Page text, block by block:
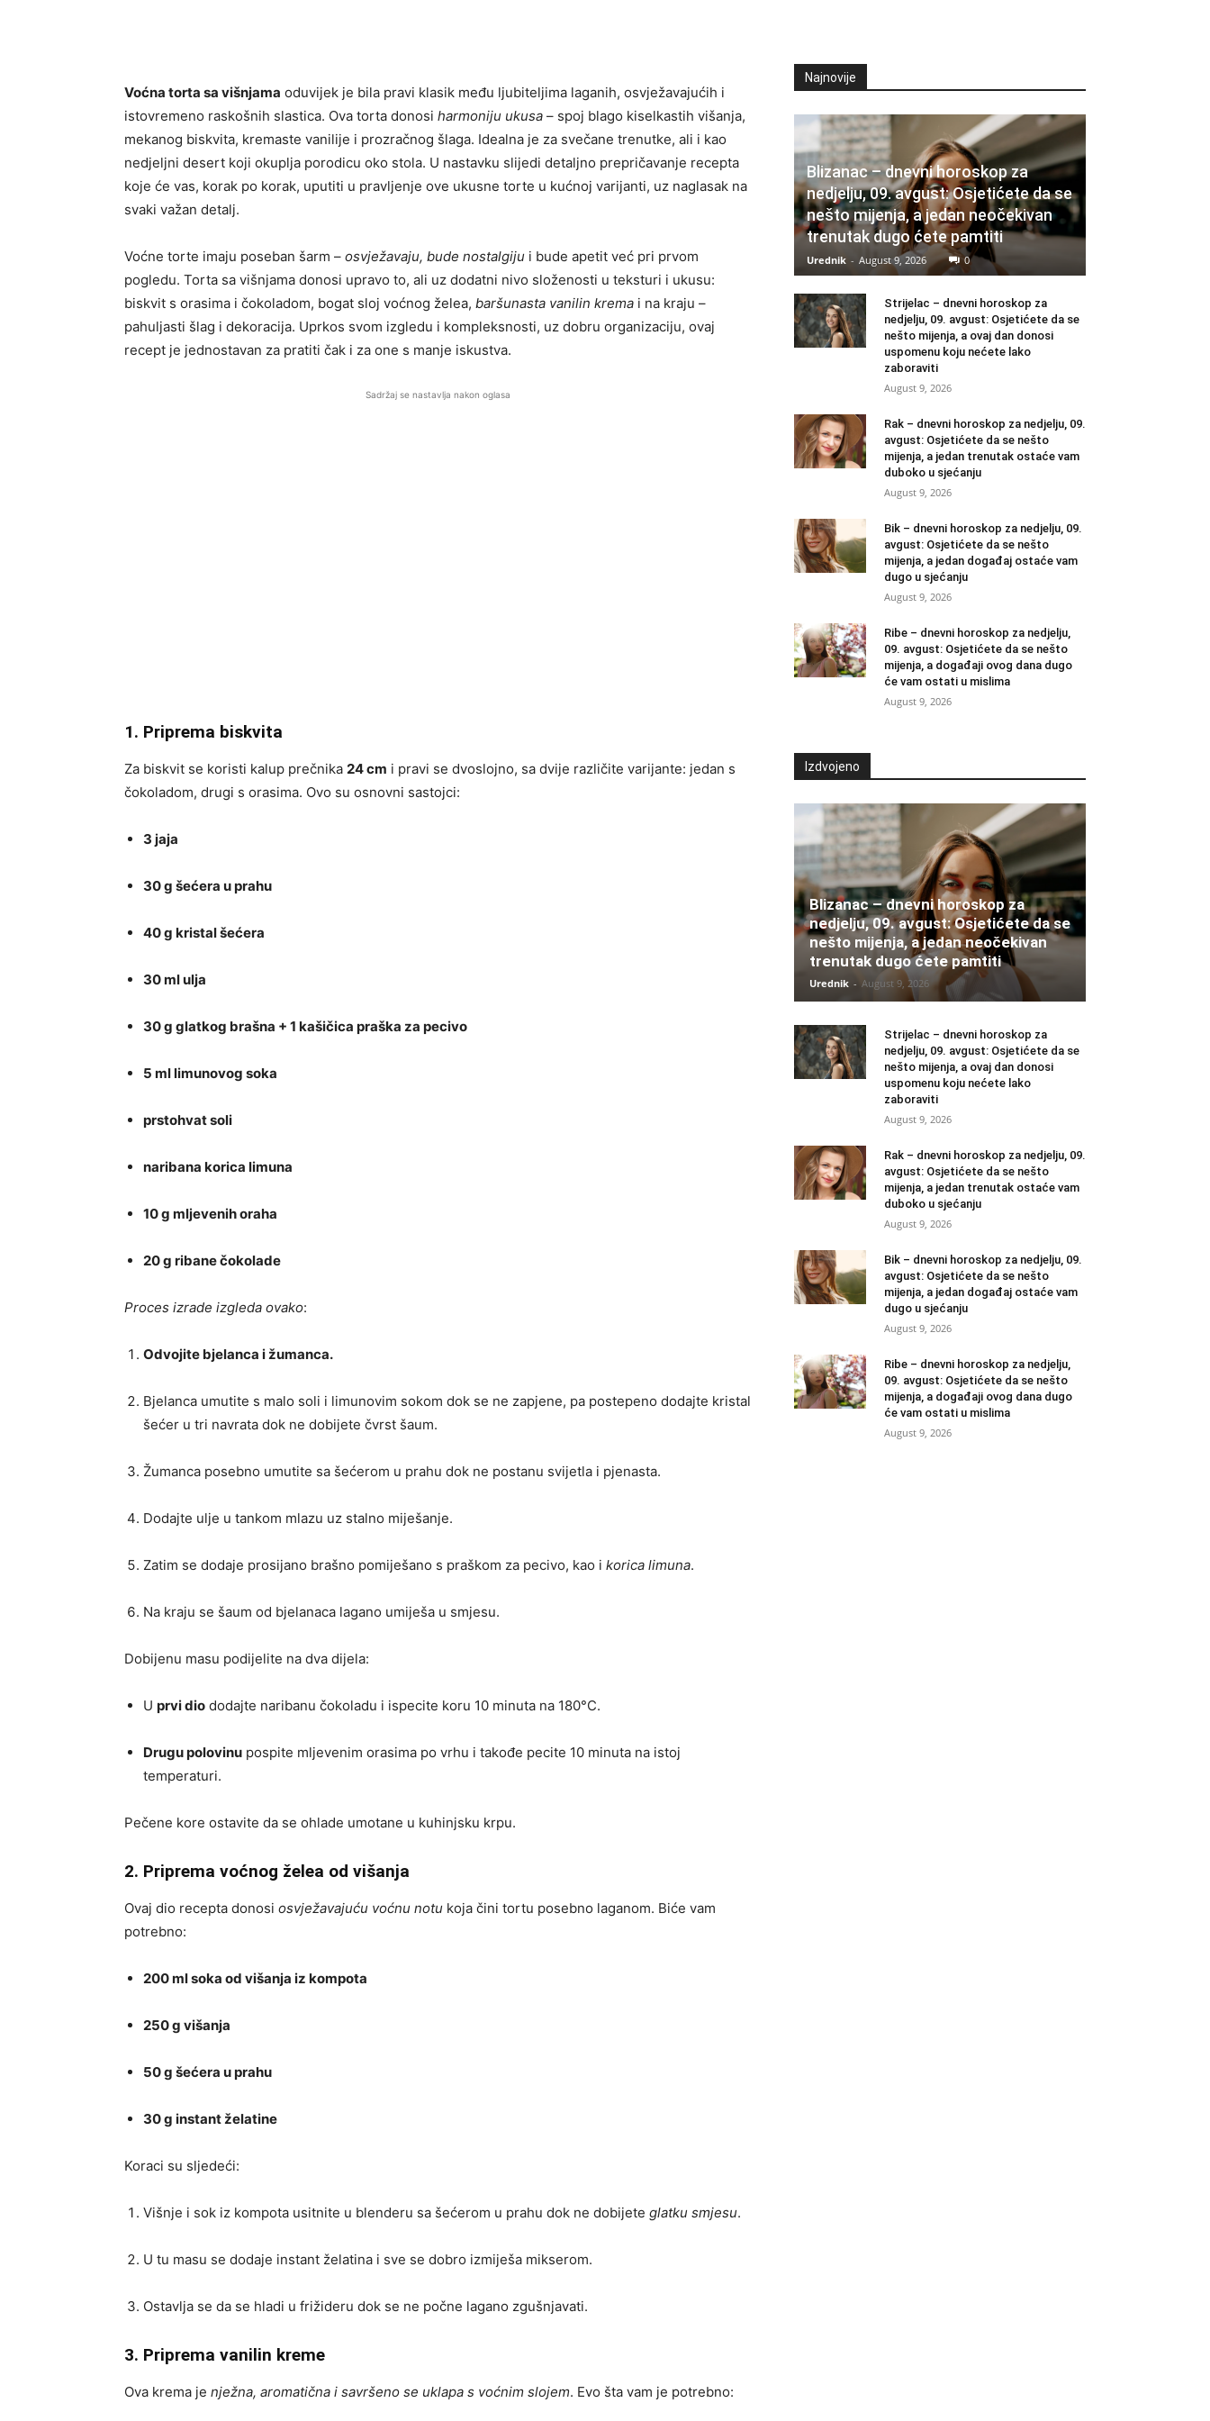
Voćna torta sa višnjama oduvijek je bila pravi klasik među ljubiteljima laganih, osvježavajućih i
istovremeno raskošnih slastica. Ova torta donosi harmoniju ukusa – spoj blago kiselkastih višanja,
mekanog biskvita, kremaste vanilije i prozračnog šlaga. Idealna je za svečane trenutke, ali i kao
nedjeljni desert koji okuplja porodicu oko stola. U nastavku slijedi detaljno prepričavanje recepta
koje će vas, korak po korak, uputiti u pravljenje ove ukusne torte u kućnoj varijanti, uz naglasak na
svaki važan detalj.
Voćne torte imaju poseban šarm – osvježavaju, bude nostalgiju i bude apetit već pri prvom
pogledu. Torta sa višnjama donosi upravo to, ali uz dodatni nivo složenosti u teksturi i ukusu:
biskvit s orasima i čokoladom, bogat sloj voćnog želea, baršunasta vanilin krema i na kraju –
pahuljasti šlag i dekoracija. Uprkos svom izgledu i kompleksnosti, uz dobru organizaciju, ovaj
recept je jednostavan za pratiti čak i za one s manje iskustva.
Sadržaj se nastavlja nakon oglasa
1. Priprema biskvita
Za biskvit se koristi kalup prečnika 24 cm i pravi se dvoslojno, sa dvije različite varijante: jedan s
čokoladom, drugi s orasima. Ovo su osnovni sastojci:
3 jaja
30 g šećera u prahu
40 g kristal šećera
30 ml ulja
30 g glatkog brašna + 1 kašičica praška za pecivo
5 ml limunovog soka
prstohvat soli
naribana korica limuna
10 g mljevenih oraha
20 g ribane čokolade
Proces izrade izgleda ovako:
Odvojite bjelanca i žumanca.
Bjelanca umutite s malo soli i limunovim sokom dok se ne zapjene, pa postepeno dodajte kristal
šećer u tri navrata dok ne dobijete čvrst šaum.
Žumanca posebno umutite sa šećerom u prahu dok ne postanu svijetla i pjenasta.
Dodajte ulje u tankom mlazu uz stalno miješanje.
Zatim se dodaje prosijano brašno pomiješano s praškom za pecivo, kao i korica limuna.
Na kraju se šaum od bjelanaca lagano umiješa u smjesu.
Dobijenu masu podijelite na dva dijela:
U prvi dio dodajte naribanu čokoladu i ispecite koru 10 minuta na 180°C.
Drugu polovinu pospite mljevenim orasima po vrhu i takođe pecite 10 minuta na istoj
temperaturi.
Pečene kore ostavite da se ohlade umotane u kuhinjsku krpu.
2. Priprema voćnog želea od višanja
Ovaj dio recepta donosi osvježavajuću voćnu notu koja čini tortu posebno laganom. Biće vam
potrebno:
200 ml soka od višanja iz kompota
250 g višanja
50 g šećera u prahu
30 g instant želatine
Koraci su sljedeći:
Višnje i sok iz kompota usitnite u blenderu sa šećerom u prahu dok ne dobijete glatku smjesu.
U tu masu se dodaje instant želatina i sve se dobro izmiješa mikserom.
Ostavlja se da se hladi u frižideru dok se ne počne lagano zgušnjavati.
3. Priprema vanilin kreme
Ova krema je nježna, aromatična i savršeno se uklapa s voćnim slojem. Evo šta vam je potrebno:
Najnovije
Blizanac – dnevni horoskop za
nedjelju, 09. avgust: Osjetićete da se
nešto mijenja, a jedan neočekivan
trenutak dugo ćete pamtiti
Urednik - August 9, 2026 0
Strijelac – dnevni horoskop za
nedjelju, 09. avgust: Osjetićete da se
nešto mijenja, a ovaj dan donosi
uspomenu koju nećete lako
zaboraviti
August 9, 2026
Rak – dnevni horoskop za nedjelju, 09.
avgust: Osjetićete da se nešto
mijenja, a jedan trenutak ostaće vam
duboko u sjećanju
August 9, 2026
Bik – dnevni horoskop za nedjelju, 09.
avgust: Osjetićete da se nešto
mijenja, a jedan događaj ostaće vam
dugo u sjećanju
August 9, 2026
Ribe – dnevni horoskop za nedjelju,
09. avgust: Osjetićete da se nešto
mijenja, a događaji ovog dana dugo
će vam ostati u mislima
August 9, 2026
Izdvojeno
Blizanac – dnevni horoskop za
nedjelju, 09. avgust: Osjetićete da se
nešto mijenja, a jedan neočekivan
trenutak dugo ćete pamtiti
Urednik - August 9, 2026
Strijelac – dnevni horoskop za
nedjelju, 09. avgust: Osjetićete da se
nešto mijenja, a ovaj dan donosi
uspomenu koju nećete lako
zaboraviti
August 9, 2026
Rak – dnevni horoskop za nedjelju, 09.
avgust: Osjetićete da se nešto
mijenja, a jedan trenutak ostaće vam
duboko u sjećanju
August 9, 2026
Bik – dnevni horoskop za nedjelju, 09.
avgust: Osjetićete da se nešto
mijenja, a jedan događaj ostaće vam
dugo u sjećanju
August 9, 2026
Ribe – dnevni horoskop za nedjelju,
09. avgust: Osjetićete da se nešto
mijenja, a događaji ovog dana dugo
će vam ostati u mislima
August 9, 2026